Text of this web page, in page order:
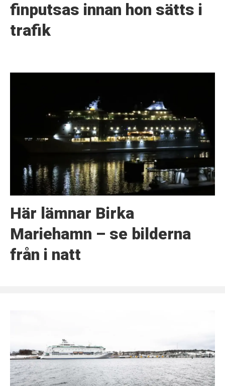
finputsas innan hon sätts i
trafik
Här lämnar Birka
Mariehamn – se bilderna
från i natt